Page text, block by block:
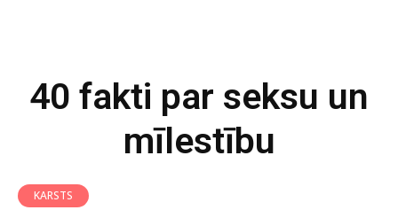
40 fakti par seksu un
mīlestību
KARSTS